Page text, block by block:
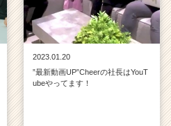
2023.01.20
”最新動画UP”Cheerの社長はYouT
ubeやってます！